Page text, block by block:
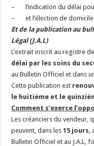
– l’indication du délai
– et l’élection de domicile
Et de la publication au
Légal (J.A.L)
L’extrait inscrit au registre
délai par les soins du
au Bulletin Officiel et dans
Cette publication est
le huitième et le
Comment s’exerce
Les créanciers du vendeur,
peuvent, dans les15 jours,
Bulletin Officiel et au J.A.L,